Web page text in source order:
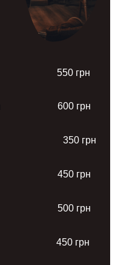
550 грн
600 грн
350 грн
450 грн
500 грн
450 грн